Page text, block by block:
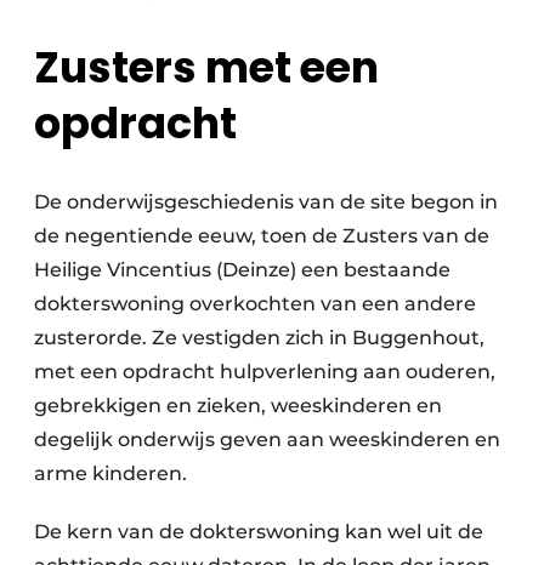
Zonwering
Zusters met een
opdracht
De onderwijsgeschiedenis van de site begon in
de negentiende eeuw, toen de Zusters van de
Heilige Vincentius (Deinze) een bestaande
dokterswoning overkochten van een andere
zusterorde. Ze vestigden zich in Buggenhout,
met een opdracht hulpverlening aan ouderen,
gebrekkigen en zieken, weeskinderen en
degelijk onderwijs geven aan weeskinderen en
arme kinderen.
De kern van de dokterswoning kan wel uit de